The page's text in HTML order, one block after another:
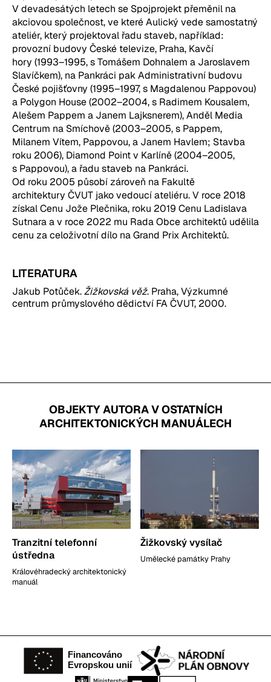
V devadesátých letech se Spojprojekt přeměnil na
akciovou společnost, ve které Aulický vede samostatný
ateliér, který projektoval řadu staveb, například:
provozní budovy České televize, Praha, Kavčí
hory (1993–1995, s Tomášem Dohnalem a Jaroslavem
Slavíčkem), na Pankráci pak Administrativní budovu
České pojišťovny (1995–1997, s Magdalenou Pappovou)
a Polygon House (2002–2004, s Radimem Kousalem,
Alešem Pappem a Janem Lajksnerem), Anděl Media
Centrum na Smíchově (2003–2005, s Pappem,
Milanem Vítem, Pappovou, a Janem Havlem; Stavba
roku 2006), Diamond Point v Karlíně (2004–2005,
s Pappovou), a řadu staveb na Pankráci.
Od roku 2005 působí zároveň na Fakultě
architektury ČVUT jako vedoucí ateliéru. V roce 2018
získal Cenu Jože Plečnika, roku 2019 Cenu Ladislava
Sutnara a v roce 2022 mu Rada Obce architektů udělila
cenu za celoživotní dílo na Grand Prix Architektů.
LITERATURA
Jakub Potůček.Žižkovská věž. Praha, Výzkumné
centrum průmyslového dědictví FA ČVUT, 2000.
OBJEKTY AUTORA V OSTATNÍCH
ARCHITEKTONICKÝCH MANUÁLECH
Tranzitní telefonní
ústředna
Královéhradecký architektonický
manuál
Žižkovský vysílač
Umělecké památky Prahy